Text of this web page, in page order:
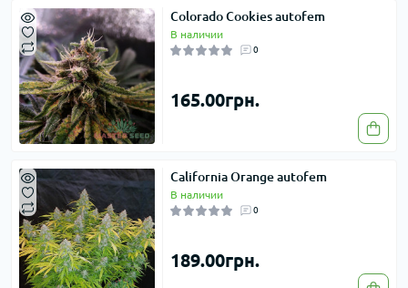
Colorado Cookies autofem
В наличии
0
165.00грн.
California Orange autofem
В наличии
0
189.00грн.